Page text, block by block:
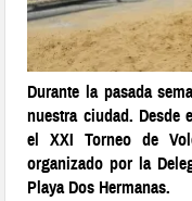
Durante la pasada
nuestra ciudad. Desde
el XXI Torneo de
organizado por la
Playa Dos Hermanas.